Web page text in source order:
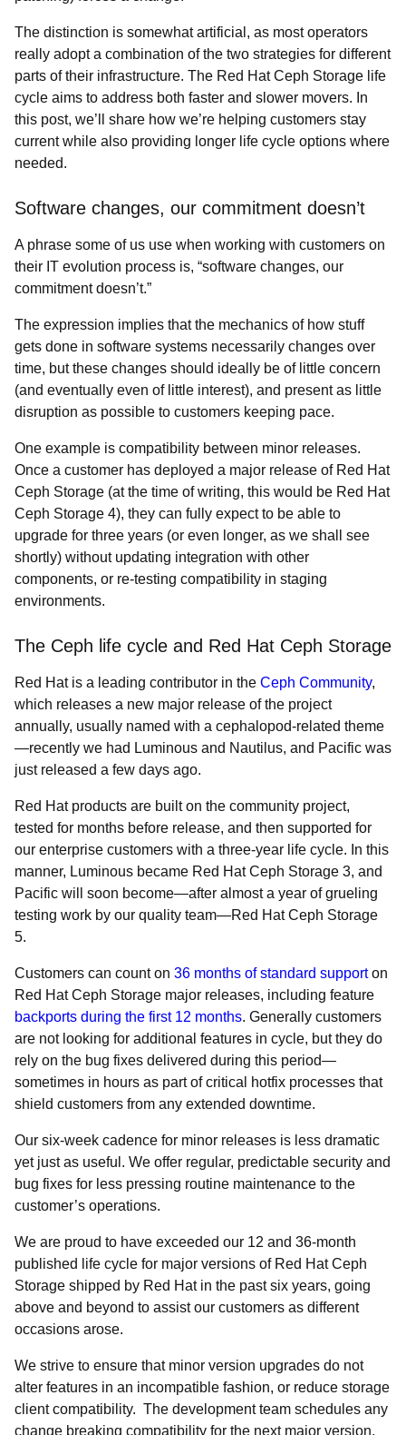
The distinction is somewhat artificial, as most operators
really adopt a combination of the two strategies for different
parts of their infrastructure. The Red Hat Ceph Storage life
cycle aims to address both faster and slower movers. In
this post, we’ll share how we’re helping customers stay
current while also providing longer life cycle options where
needed.
Software changes, our commitment doesn’t
A phrase some of us use when working with customers on
their IT evolution process is, “software changes, our
commitment doesn’t.”
The expression implies that the mechanics of how stuff
gets done in software systems necessarily changes over
time, but these changes should ideally be of little concern
(and eventually even of little interest), and present as little
disruption as possible to customers keeping pace.
One example is compatibility between minor releases.
Once a customer has deployed a major release of Red Hat
Ceph Storage (at the time of writing, this would be Red Hat
Ceph Storage 4), they can fully expect to be able to
upgrade for three years (or even longer, as we shall see
shortly) without updating integration with other
components, or re-testing compatibility in staging
environments.
The Ceph life cycle and Red Hat Ceph Storage
Red Hat is a leading contributor in the Ceph Community,
which releases a new major release of the project
annually, usually named with a cephalopod-related theme
—recently we had Luminous and Nautilus, and Pacific was
just released a few days ago.
Red Hat products are built on the community project,
tested for months before release, and then supported for
our enterprise customers with a three-year life cycle. In this
manner, Luminous became Red Hat Ceph Storage 3, and
Pacific will soon become—after almost a year of grueling
testing work by our quality team—Red Hat Ceph Storage
5.
Customers can count on 36 months of standard supporton
Red Hat Ceph Storage major releases, including feature
backports during the first 12 months. Generally customers
are not looking for additional features in cycle, but they do
rely on the bug fixes delivered during this period—
sometimes in hours as part of critical hotfix processes that
shield customers from any extended downtime.
Our six-week cadence for minor releases is less dramatic
yet just as useful. We offer regular, predictable security and
bug fixes for less pressing routine maintenance to the
customer’s operations.
We are proud to have exceeded our 12 and 36-month
published life cycle for major versions of Red Hat Ceph
Storage shipped by Red Hat in the past six years, going
above and beyond to assist our customers as different
occasions arose.
We strive to ensure that minor version upgrades do not
alter features in an incompatible fashion, or reduce storage
client compatibility. The development team schedules any
change breaking compatibility for the next major version,